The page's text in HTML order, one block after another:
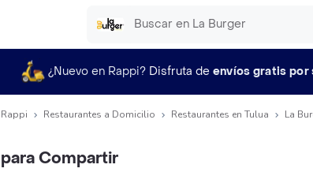
¿Nuevo en Rappi? Disfruta de envíos gratis por
Rappi Restaurantes a Domicilio Restaurantes en Tulua La
para Compartir